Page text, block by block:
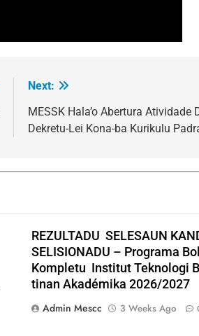
Next:
MESSK Hala’o Abertura Atividade
Dekretu-Lei Kona-ba Kurikulu
REZULTADU SELESAUN
SELISIONADU – Programa
Kompletu Institut Teknologi
tinan Akadémika 2026/2027
Admin Mescc
3 Weeks Ago